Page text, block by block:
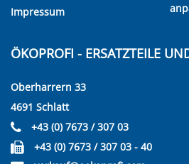
Impressum
ÖKOPROFI - ERSATZTEILE
Oberharrern 33
4691 Schlatt
+43 (0) 7673 / 307 03
+43 (0) 7673 / 307 03 - 40